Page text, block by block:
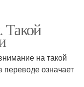
Такой
на такой
переводе означает